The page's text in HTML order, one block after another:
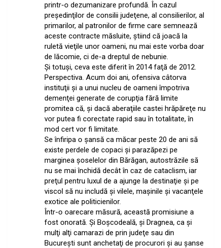
printr-o dezumanizare profundă. În cazul
preşedinţilor de consilii judeţene, al consilierilor, al
primarilor, al patronilor de firme care semnează
aceste contracte măsluite, ştiind că joacă la
ruletă vieţile unor oameni, nu mai este vorba doar
de lăcomie, ci de-a dreptul de nebunie.
Şi totuşi, ceva este diferit în 2014 faţă de 2012.
Perspectiva. Acum doi ani, ofensiva câtorva
instituţii şi a unui nucleu de oameni împotriva
demenţei generate de corupţia fără limite
promitea că, şi dacă aberaţiile castei hrăpăreţe nu
vor putea fi corectate rapid sau în totalitate, în
mod cert vor fi limitate.
Se înfiripa o şansă ca măcar peste 20 de ani să
existe perdele de copaci şi parazăpezi pe
marginea şoselelor din Bărăgan, autostrăzile să
nu se mai închidă decât în caz de cataclism, iar
preţul pentru luxul de a ajunge la destinaţie şi pe
viscol să nu includă şi vilele, maşinile şi vacanţele
exotice ale politicienilor.
Într-o oarecare măsură, această promisiune a
fost onorată. Şi Boşcodeală, şi Dragnea, ca şi
mulţi alţi camarazi de prin judeţe sau din
Bucureşti sunt anchetaţi de procurori şi au şanse